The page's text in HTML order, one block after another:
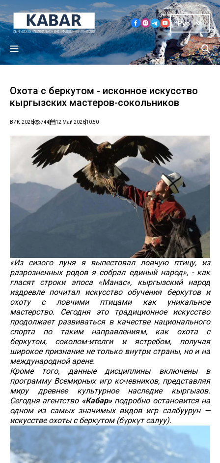
Рус
Охота с беркутом - исконное искусство
кыргызских мастеров-сокольников
ВИК-2026 744 12 Май 202610:50
«Из сизого луня я выпестовал ловчую птицу, из
разрозненных родов я собрал единый народ», - как
гласят строки эпоса «Манас», кыргызский народ
издревле почитал искусство обучения беркутов и
охоту с ловчими птицами как уникальное
мастерство. Сегодня это традиционное искусство
продолжает развиваться в качестве национального
спорта по таким направлениям, как охота с
беркутом, соколом-ителги и ястребом, получая
широкое признание не только внутри страны, но и на
международной арене.
Кроме того, данные дисциплины включены в
программу Всемирных игр кочевников, представляя
миру древнее культурное наследие кыргызов.
Сегодня агентство «Кабар» подробно остановится на
одном из самых значимых видов игр салбуурун —
искусстве охоты с беркутом (бүркүт салуу).